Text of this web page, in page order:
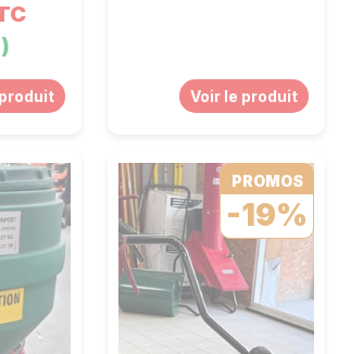
Voir le produit
PROMOS
-19%